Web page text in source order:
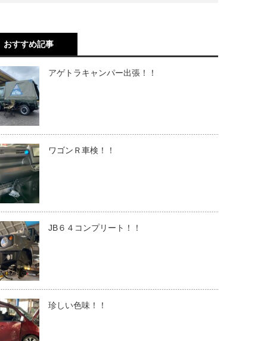
おすすめ記事
アゲトラキャンパー出張！！
ワゴンＲ車検！！
JB６４コンプリート！！
珍しい色味！！